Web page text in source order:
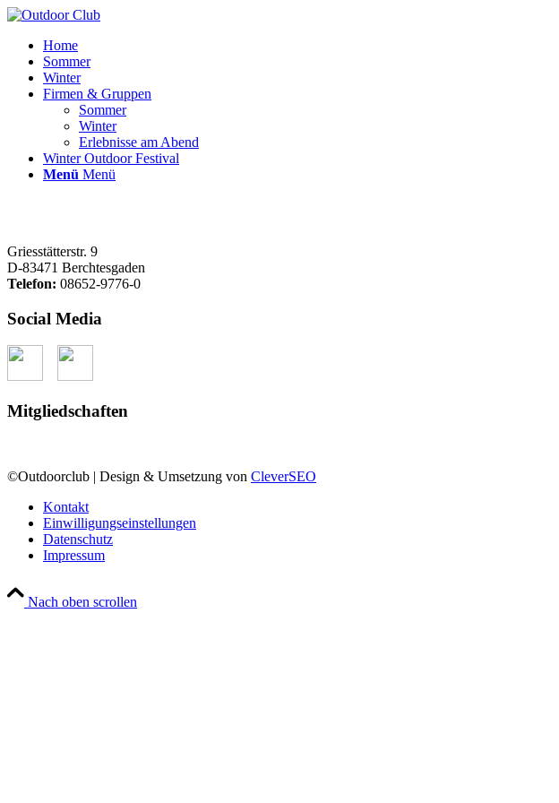
Home
Sommer
Winter
Firmen & Gruppen
Sommer
Winter
Erlebnisse am Abend
Winter Outdoor Festival
Menü Menü
Griesstätterstr. 9
D-83471 Berchtesgaden
Telefon: 08652-9776-0
Social Media
Mitgliedschaften
©Outdoorclub | Design & Umsetzung von CleverSEO
Kontakt
Einwilligungseinstellungen
Datenschutz
Impressum
Nach oben scrollen